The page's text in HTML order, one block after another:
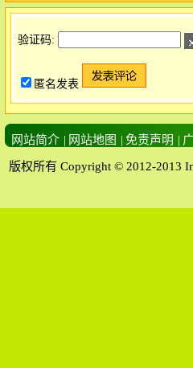
验证码:
匿名发表
网站简介 | 网站地图 | 免责声明 |
版权所有 Copyright © 2012-2013